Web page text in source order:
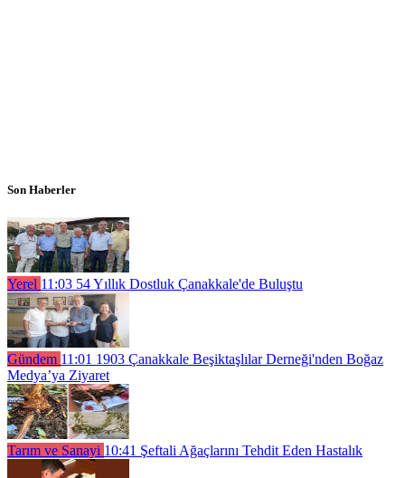
Son Haberler
Yerel 11:03 54 Yıllık Dostluk Çanakkale'de Buluştu
Gündem 11:01 1903 Çanakkale Beşiktaşlılar Derneği'nden Boğaz
Medya’ya Ziyaret
Tarım ve Sanayi 10:41 Şeftali Ağaçlarını Tehdit Eden Hastalık